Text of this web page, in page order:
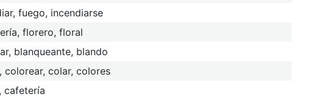
fuego, incendiarse
florero, floral
blanqueante, blando
colorear, colar, colores
cafetería